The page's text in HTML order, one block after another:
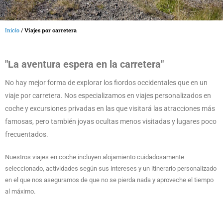
Inicio / Viajes por carretera
"La aventura espera en la carretera"
No hay mejor forma de explorar los fiordos occidentales que en un
viaje por carretera. Nos especializamos en viajes personalizados en
coche y excursiones privadas en las que visitará las atracciones más
famosas, pero también joyas ocultas menos visitadas y lugares poco
frecuentados.
Nuestros viajes en coche incluyen alojamiento cuidadosamente
seleccionado, actividades según sus intereses y un itinerario personalizado
en el que nos aseguramos de que no se pierda nada y aproveche el tiempo
al máximo.